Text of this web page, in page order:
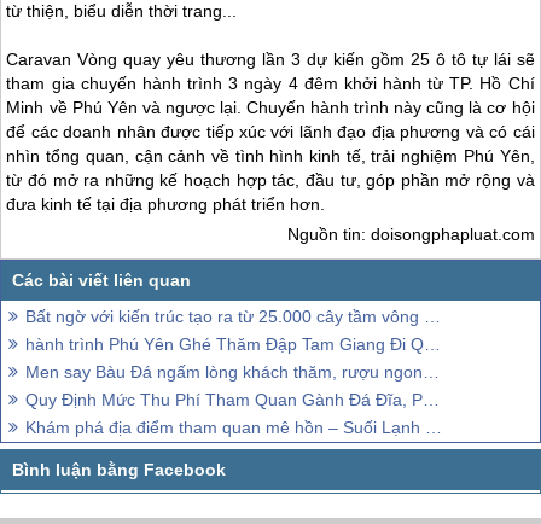
từ thiện, biểu diễn thời trang...
Caravan Vòng quay yêu thương lần 3 dự kiến gồm 25 ô tô tự lái sẽ
tham gia chuyến hành trình 3 ngày 4 đêm khởi hành từ TP. Hồ Chí
Minh về Phú Yên và ngược lại. Chuyến hành trình này cũng là cơ hội
để các doanh nhân được tiếp xúc với lãnh đạo địa phương và có cái
nhìn tổng quan, cận cảnh về tình hình kinh tế, trải nghiệm Phú Yên,
từ đó mở ra những kế hoạch hợp tác, đầu tư, góp phần mở rộng và
đưa kinh tế tại địa phương phát triển hơn.
Nguồn tin: doisongphapluat.com
Bất ngờ với kiến trúc tạo ra từ 25.000 cây tầm vông của nhà hàng Phú Yên
hành trình Phú Yên Ghé Thăm Đập Tam Giang Đi Qua Sông Cái
Men say Bàu Đá ngấm lòng khách thăm, rượu ngon đặc sản
Quy Định Mức Thu Phí Tham Quan Gành Đá Đĩa, Phú Yên
Khám phá địa điểm tham quan mê hồn – Suối Lạnh Phú Yên